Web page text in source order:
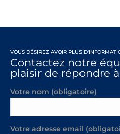
VOUS DÉSIREZ AVOIR PLUS
Contactez notre
plaisir de répondre
Votre nom (obligatoire)
Votre adresse email